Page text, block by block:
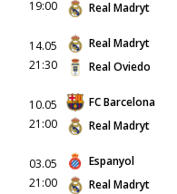
19:00
Real Madryt
14.05
21:30
Real Madryt
Real Oviedo
10.05
21:00
FC Barcelona
Real Madryt
03.05
21:00
Espanyol
Real Madryt